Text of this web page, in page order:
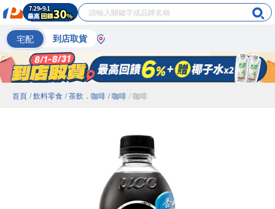
宅配 到店取貨
首頁 / 飲料零食 / 茶飲．咖啡 / 咖啡 / 咖啡